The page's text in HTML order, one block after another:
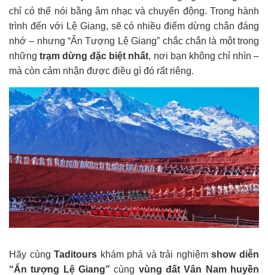
chỉ có thể nói bằng âm nhạc và chuyển động. Trong hành
trình đến với Lệ Giang, sẽ có nhiều điểm dừng chân đáng
nhớ – nhưng “Ấn Tượng Lệ Giang” chắc chắn là một trong
nhữngtrạm dừng đặc biệt nhất, nơi bạn không chỉ nhìn –
mà còn cảm nhận được điều gì đó rất riêng.
Hãy cùngTaditours khám phá và trải nghiệmshow diễn
“Ấn tượng Lệ Giang” cùng vùng đất Vân Nam huyền